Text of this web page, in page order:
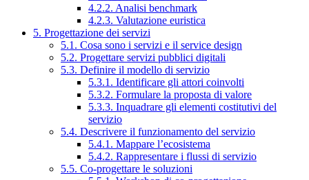
4.2.2. Analisi benchmark
4.2.3. Valutazione euristica
5. Progettazione dei servizi
5.1. Cosa sono i servizi e il service design
5.2. Progettare servizi pubblici digitali
5.3. Definire il modello di servizio
5.3.1. Identificare gli attori coinvolti
5.3.2. Formulare la proposta di valore
5.3.3. Inquadrare gli elementi costitutivi del
servizio
5.4. Descrivere il funzionamento del servizio
5.4.1. Mappare l’ecosistema
5.4.2. Rappresentare i flussi di servizio
5.5. Co-progettare le soluzioni